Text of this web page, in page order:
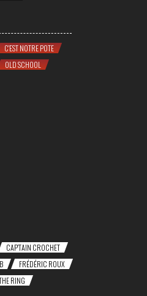
C'EST NOTRE POTE
OLD SCHOOL
CAP'TAIN CROCHET
FRÉDÉRIC ROUX
RING